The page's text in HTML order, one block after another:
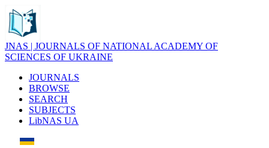
JNAS | JOURNALS OF NATIONAL ACADEMY OF
SCIENCES OF UKRAINE
JOURNALS
BROWSE
SEARCH
SUBJECTS
LibNAS UA